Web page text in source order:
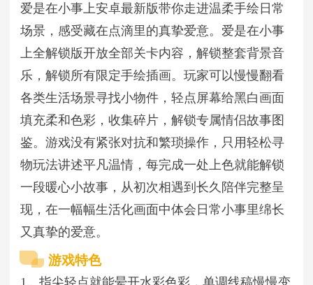
爱是在小事上安卓最新版带你走进温柔手绘日常
场景，感受藏在点滴里的真挚爱意。爱是在小事
上全解锁版开放全部关卡内容，解锁整套背景音
乐，解锁所有限定手绘插画。玩家可以慢慢翻看
各类生活场景寻找小物件，轻点屏幕给黑白画面
填充柔和色彩，收集碎片，解锁专属情侣故事图
鉴。游戏没有紧张对抗和繁琐操作，只用轻松寻
物玩法讲述平凡温情，每完成一处上色就能解锁
一段暖心小故事，从初次相遇到长久陪伴完整呈
现，在一幅幅生活化画面中体会日常小事里绵长
又真挚的爱意。
游戏特色